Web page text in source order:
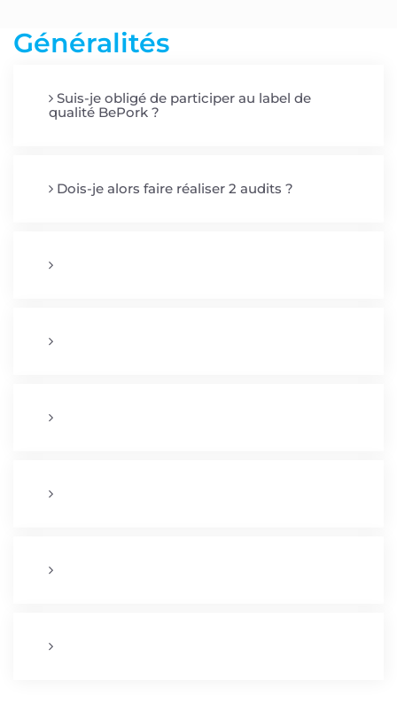
Généralités
Suis-je obligé de participer au label de
qualité BePork ?
Dois-je alors faire réaliser 2 audits ?